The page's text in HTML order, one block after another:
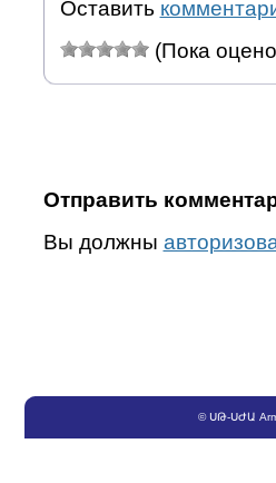
Оставить
(Пока
Отправить
Вы должны
©ՍԹ-ՍԺԱ